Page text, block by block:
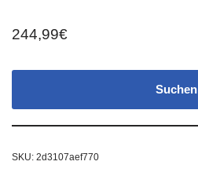
244,99€
Suchen
SKU: 2d3107aef770